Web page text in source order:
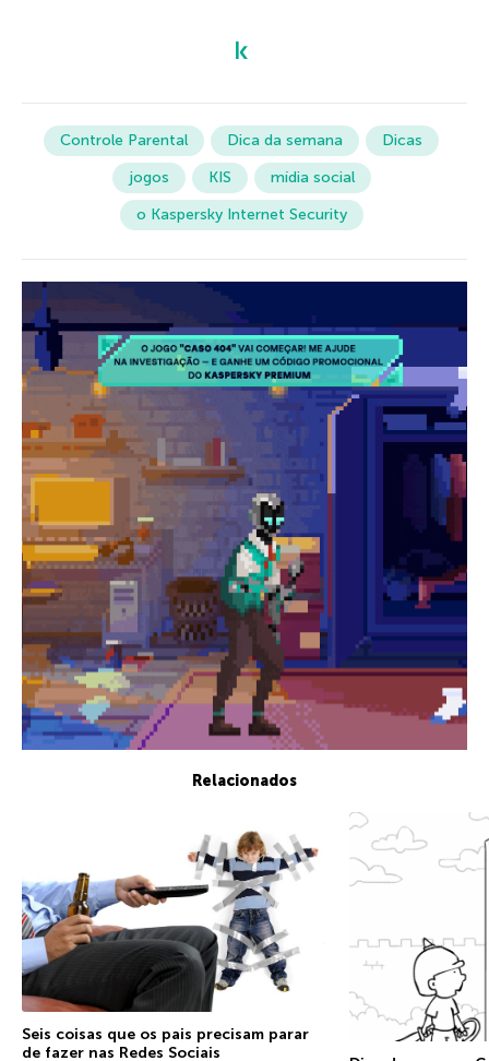
Controle Parental Dica da semana
Dicas
jogos
KIS
mídia social
o Kaspersky Internet Security
Relacionados
Seis coisas que os pais precisam parar
de fazer nas Redes Sociais